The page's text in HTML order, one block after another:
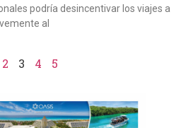
podría desincentivar los viajes a
al
2 3 4 5